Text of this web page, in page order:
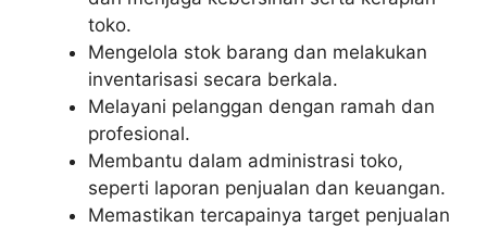
toko.
Mengelola stok barang dan melakukan
inventarisasi secara berkala.
Melayani pelanggan dengan ramah dan
profesional.
Membantu dalam administrasi toko,
seperti laporan penjualan dan keuangan.
Memastikan tercapainya target penjualan